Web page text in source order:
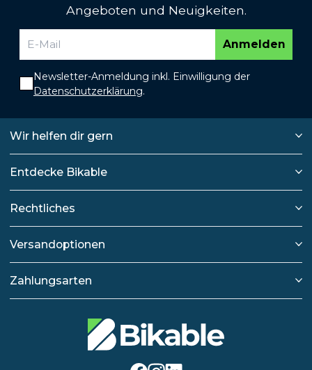
Angeboten und Neuigkeiten.
Anmelden
Newsletter-Anmeldung inkl. Einwilligung der
Datenschutzerklärung.
Wir helfen dir gern
Entdecke Bikable
Rechtliches
Versandoptionen
Zahlungsarten